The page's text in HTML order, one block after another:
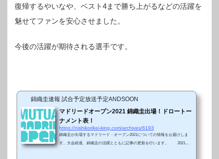
復帰するやいなや、ベスト4まで勝ち上がるなどの活躍を
魅せてファンを安心させました。
今後の活躍が期待される選手です。
錦織圭速報 試合予定放送予定ANDSOON
マドリードオープン2021 錦織圭出場！ドロートー
ナメント表！
https://nishikorikei-king.com/archives/6193
錦織圭が出場するマドリード・オープン2021についての情報をお届けしま
す。大会経過、錦織圭の活躍とともに記事の更新を行います。 2021年5